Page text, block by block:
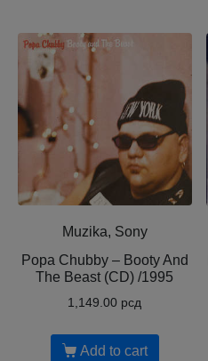
Muzika, Sony
Popa Chubby – Booty And
The Beast (CD) /1995
1,149.00 рсд
Add to cart